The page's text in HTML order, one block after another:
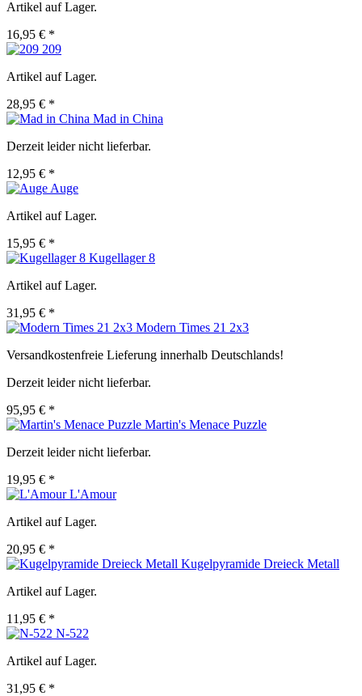
Artikel auf Lager.
16,95 € *
209
Artikel auf Lager.
28,95 € *
Mad in China
Derzeit leider nicht lieferbar.
12,95 € *
Auge
Artikel auf Lager.
15,95 € *
Kugellager 8
Artikel auf Lager.
31,95 € *
Modern Times 21 2x3
Versandkostenfreie Lieferung innerhalb Deutschlands!
Derzeit leider nicht lieferbar.
95,95 € *
Martin's Menace Puzzle
Derzeit leider nicht lieferbar.
19,95 € *
L'Amour
Artikel auf Lager.
20,95 € *
Kugelpyramide Dreieck Metall
Artikel auf Lager.
11,95 € *
N-522
Artikel auf Lager.
31,95 € *